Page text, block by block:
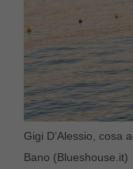
Gigi D’Alessio, cosa
Bano (Blueshouse.it)